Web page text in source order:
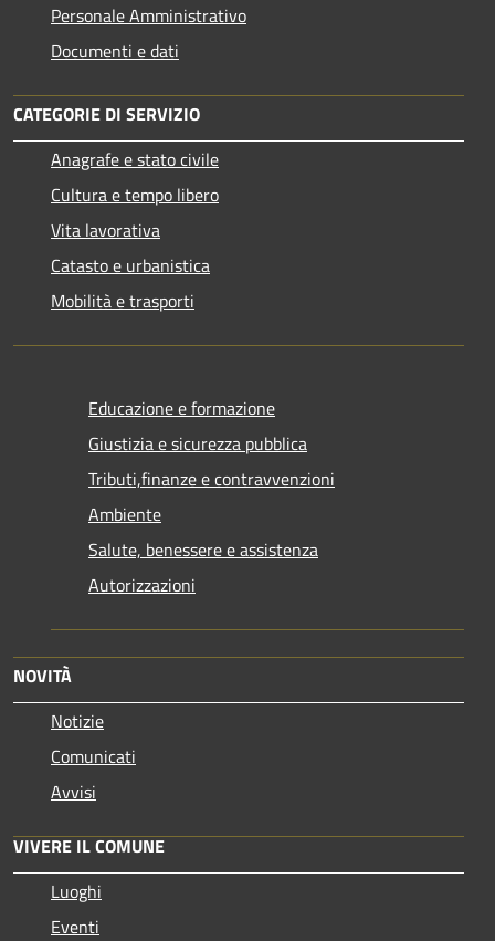
Personale Amministrativo
Documenti e dati
CATEGORIE DI SERVIZIO
Anagrafe e stato civile
Cultura e tempo libero
Vita lavorativa
Catasto e urbanistica
Mobilità e trasporti
Educazione e formazione
Giustizia e sicurezza pubblica
Tributi,finanze e contravvenzioni
Ambiente
Salute, benessere e assistenza
Autorizzazioni
NOVITÀ
Notizie
Comunicati
Avvisi
VIVERE IL COMUNE
Luoghi
Eventi